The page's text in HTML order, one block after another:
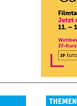
THEMEN